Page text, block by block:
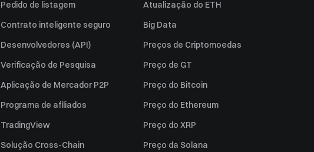
Pedido de listagem
Contrato inteligente seguro
Desenvolvedores (API)
Verificação de Pesquisa
Aplicação de Mercador P2P
Programa de afiliados
TradingView
Solução Cross-Chain
Atualização do ETH
Big Data
Preços de Criptomoedas
Preço de GT
Preço do Bitcoin
Preço do Ethereum
Preço do XRP
Preço da Solana